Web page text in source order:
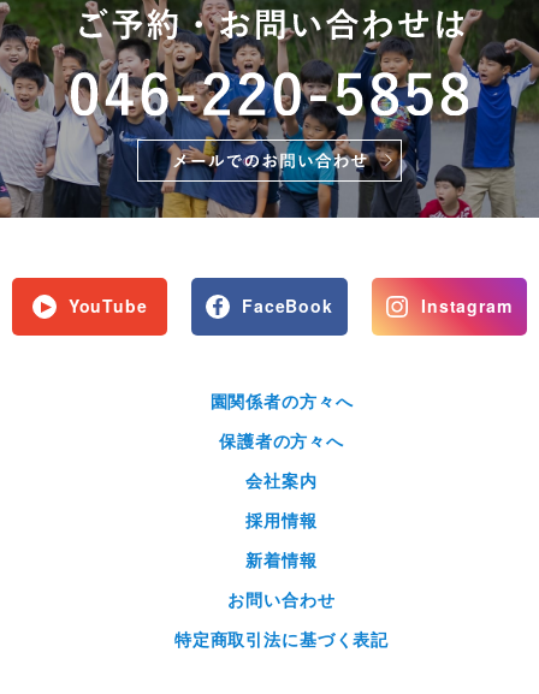
YouTube FaceBook Instagram
園関係者の方々へ
保護者の方々へ
会社案内
採用情報
新着情報
お問い合わせ
特定商取引法に基づく表記